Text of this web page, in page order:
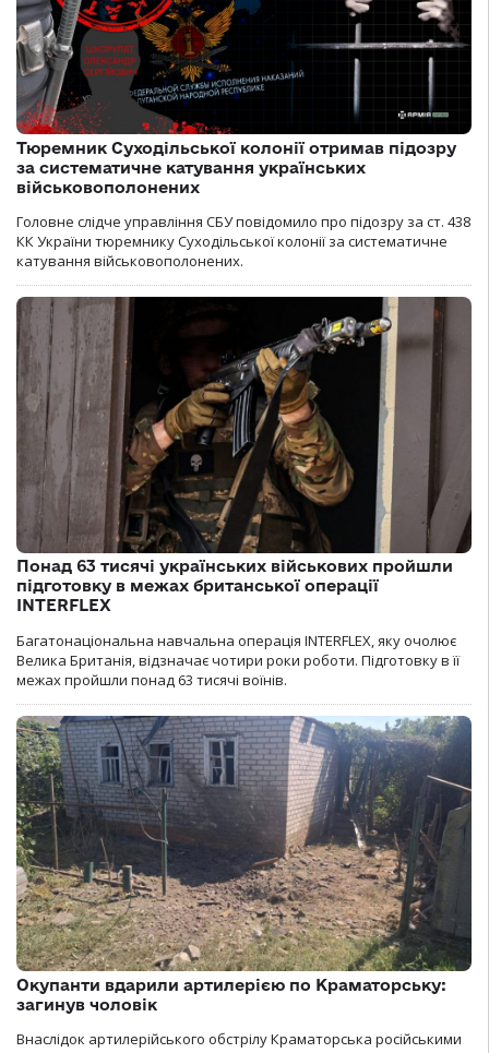
Тюремник Суходільської колонії отримав підозру
за систематичне катування українських
військовополонених
Головне слідче управління СБУ повідомило про підозру за ст. 438
КК України тюремнику Суходільської колонії за систематичне
катування військовополонених.
Понад 63 тисячі українських військових пройшли
підготовку в межах британської операції
INTERFLEX
Багатонаціональна навчальна операція INTERFLEX, яку очолює
Велика Британія, відзначає чотири роки роботи. Підготовку в її
межах пройшли понад 63 тисячі воїнів.
Окупанти вдарили артилерією по Краматорську:
загинув чоловік
Внаслідок артилерійського обстрілу Краматорська російськими